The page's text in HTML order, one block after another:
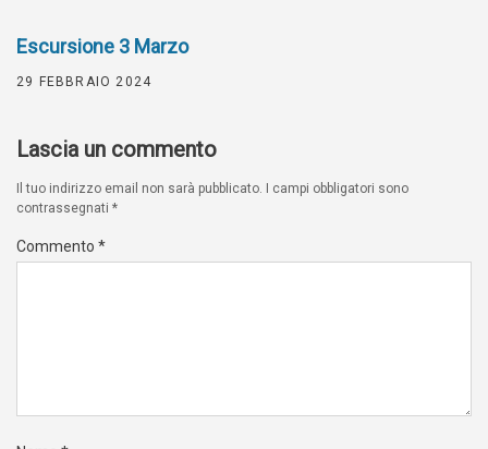
Escursione 3 Marzo
29 FEBBRAIO 2024
Lascia un commento
Il tuo indirizzo email non sarà pubblicato.
I campi obbligatori sono
contrassegnati *
Commento *